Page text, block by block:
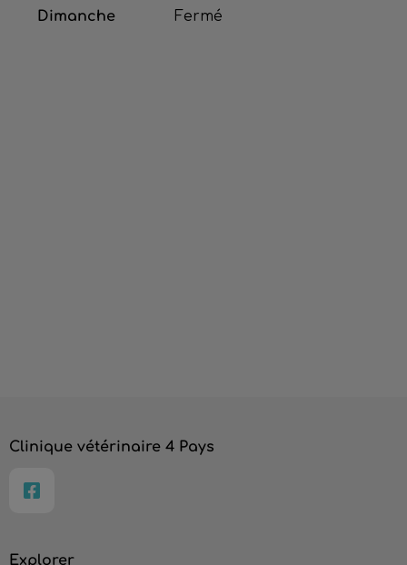
Dimanche
Fermé
Explorer
Clinique vétérinaire 4 Pays